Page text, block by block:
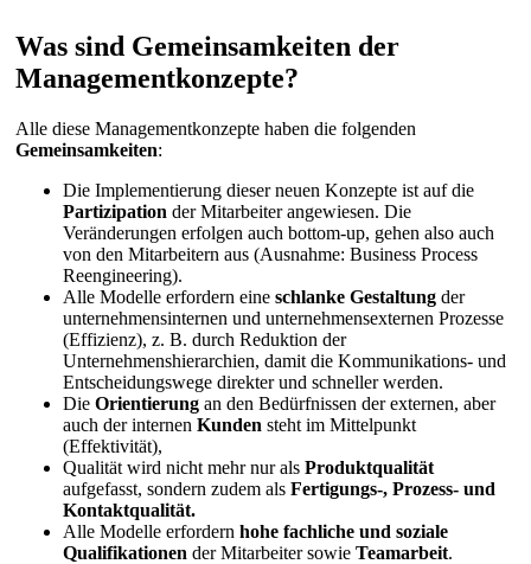
Was sind Gemeinsamkeiten der
Managementkonzepte?
Alle diese Managementkonzepte haben die folgenden
Gemeinsamkeiten:
Die Implementierung dieser neuen Konzepte ist auf die
Partizipation der Mitarbeiter angewiesen. Die
Veränderungen erfolgen auch bottom-up, gehen also auch
von den Mitarbeitern aus (Ausnahme: Business Process
Reengineering).
Alle Modelle erfordern eine schlanke Gestaltung der
unternehmensinternen und unternehmensexternen Prozesse
(Effizienz), z. B. durch Reduktion der
Unternehmenshierarchien, damit die Kommunikations- und
Entscheidungswege direkter und schneller werden.
Die Orientierung an den Bedürfnissen der externen, aber
auch der internen Kunden steht im Mittelpunkt
(Effektivität),
Qualität wird nicht mehr nur als Produktqualität
aufgefasst, sondern zudem als Fertigungs-, Prozess- und
Kontaktqualität.
Alle Modelle erfordern hohe fachliche und soziale
Qualifikationen der Mitarbeiter sowie Teamarbeit.